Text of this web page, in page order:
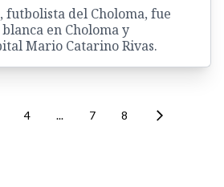
futbolista del Choloma, fue
en Choloma y
Mario Catarino Rivas.
4 ... 7 8